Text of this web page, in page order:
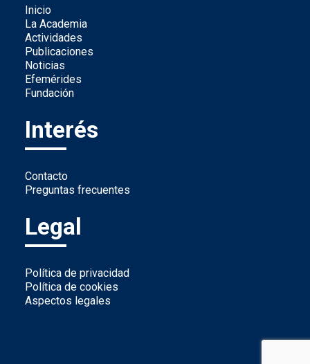
Inicio
La Academia
Actividades
Publicaciones
Noticias
Efemérides
Fundación
Interés
Contacto
Preguntas frecuentes
Legal
Política de privacidad
Política de cookies
Aspectos legales